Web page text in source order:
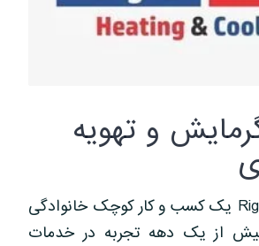
و تهویه
Right Energy HVAC یک کسب و کار کوچک خانوادگی
از یک دهه تجربه در خدمات